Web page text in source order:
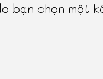
bạn chọn một